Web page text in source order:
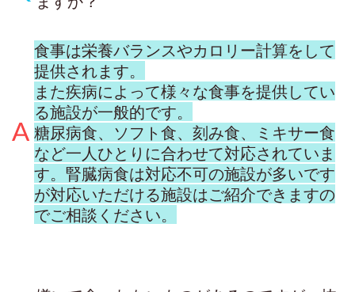
食事は栄養バランスやカロリー計算をして
提供されます。
また疾病によって様々な食事を提供してい
る施設が一般的です。
糖尿病食、ソフト食、刻み食、ミキサー食
など一人ひとりに合わせて対応されていま
す。腎臓病食は対応不可の施設が多いです
が対応いただける施設はご紹介できますの
でご相談ください。